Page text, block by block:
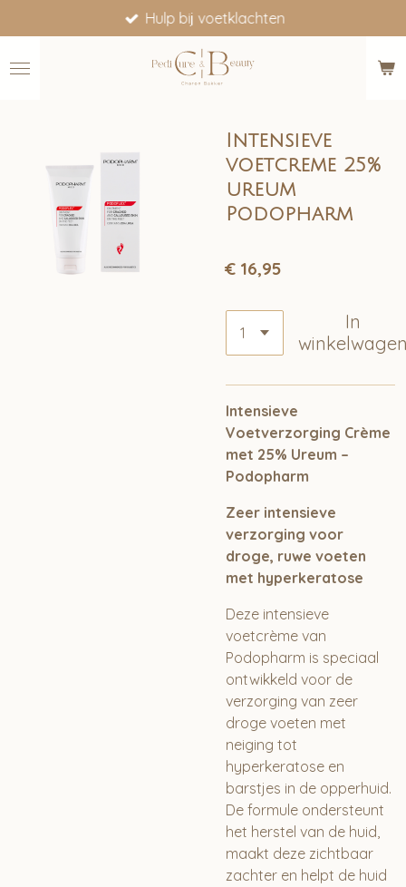
direct
naar
Hulp bij voetklachten
Intensieve
voetcreme 25%
ureum
Podopharm
€ 16,95
In
Intensieve
Voetverzorging Crème
met 25% Ureum –
Podopharm
Zeer intensieve
verzorging voor
droge, ruwe voeten
met hyperkeratose
Deze intensieve
voetcrème van
Podopharm is speciaal
ontwikkeld voor de
verzorging van zeer
droge voeten met
neiging tot
hyperkeratose en
barstjes in de opperhuid.
De formule ondersteunt
het herstel van de huid,
maakt deze zichtbaar
zachter en helpt de huid